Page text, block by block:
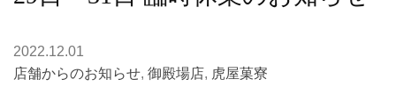
2022.12.01
店舗からのお知らせ, 御殿場店, 虎屋菓寮